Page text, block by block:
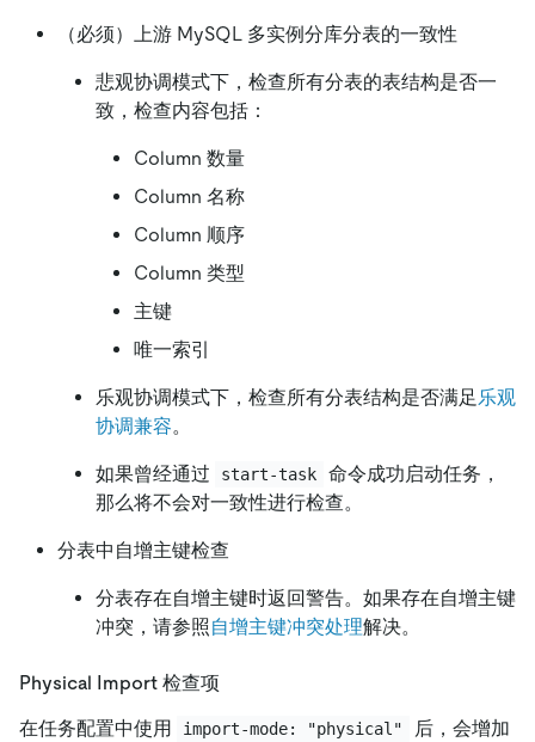
（必须）上游 MySQL 多实例分库分表的一致性
悲观协调模式下，检查所有分表的表结构是否一
致，检查内容包括：
Column 数量
Column 名称
Column 顺序
Column 类型
主键
唯一索引
乐观协调模式下，检查所有分表结构是否满足乐观
协调兼容。
如果曾经通过 start-task
命令成功启动任务，
那么将不会对一致性进行检查。
分表中自增主键检查
分表存在自增主键时返回警告。如果存在自增主键
冲突，请参照自增主键冲突处理解决。
Physical Import 检查项
在任务配置中使用
import-mode: "physical"
后，会增加